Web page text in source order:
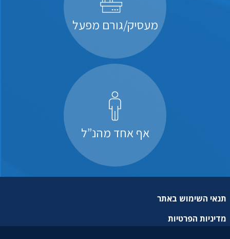
מעסיק/גורם מפעל
אף אחד מהנ”ל
תנאי השימוש באתר
מדיניות הפרטיות